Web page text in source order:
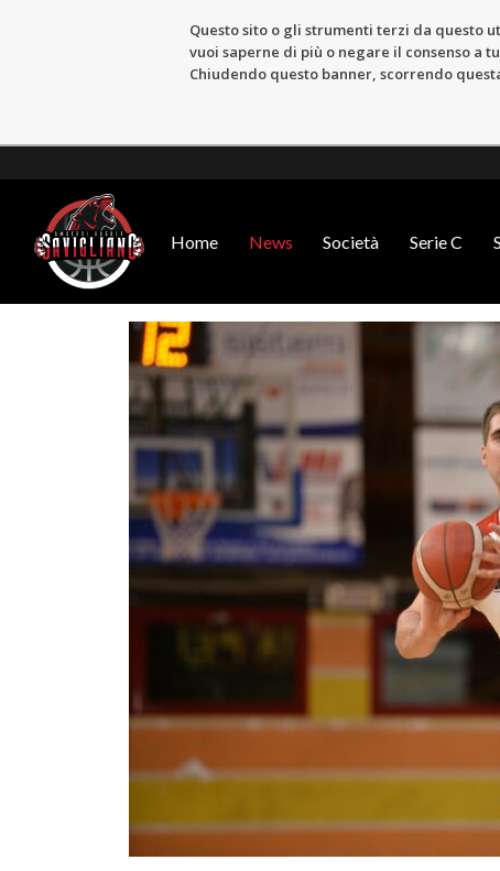
Questo sito o gli strumenti terzi da questo
vuoi saperne di più o negare il consenso a
Chiudendo questo banner, scorrendo
Home News Società Serie C